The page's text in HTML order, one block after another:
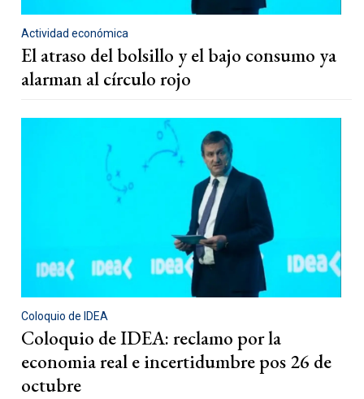
Actividad económica
El atraso del bolsillo y el bajo consumo ya
alarman al círculo rojo
Coloquio de IDEA
Coloquio de IDEA: reclamo por la
economia real e incertidumbre pos 26 de
octubre